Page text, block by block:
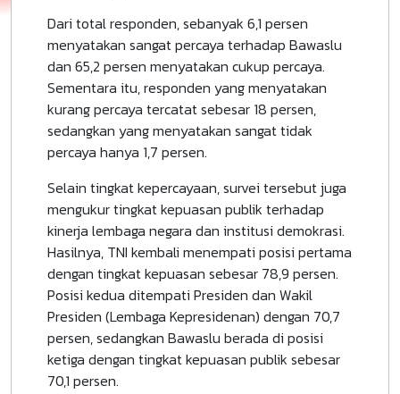
Dari total responden, sebanyak 6,1 persen
menyatakan sangat percaya terhadap Bawaslu
dan 65,2 persen menyatakan cukup percaya.
Sementara itu, responden yang menyatakan
kurang percaya tercatat sebesar 18 persen,
sedangkan yang menyatakan sangat tidak
percaya hanya 1,7 persen.
Selain tingkat kepercayaan, survei tersebut juga
mengukur tingkat kepuasan publik terhadap
kinerja lembaga negara dan institusi demokrasi.
Hasilnya, TNI kembali menempati posisi pertama
dengan tingkat kepuasan sebesar 78,9 persen.
Posisi kedua ditempati Presiden dan Wakil
Presiden (Lembaga Kepresidenan) dengan 70,7
persen, sedangkan Bawaslu berada di posisi
ketiga dengan tingkat kepuasan publik sebesar
70,1 persen.